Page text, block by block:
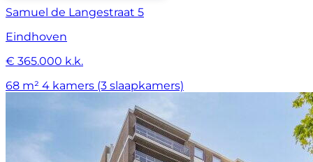
Samuel de Langestraat 5
Eindhoven
€ 365.000 k.k.
68 m² 4 kamers (3 slaapkamers)